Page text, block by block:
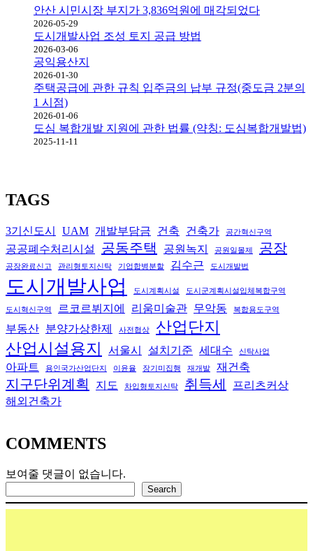
안산 시민시장 부지가 3,836억원에 매각되었다
2026-05-29
도시개발사업 조성 토지 공급 방법
2026-03-06
공익용산지
2026-01-30
주택공급에 관한 규칙 입주금의 납부 규정(중도금 2분의
1 시점)
2026-01-06
도심 복합개발 지원에 관한 법률 (약칭: 도심복합개발법)
2025-11-11
TAGS
3기신도시 UAM 개발부담금 건축 건축가 공간혁신구역
공공폐수처리시설 공동주택 공원녹지 공원일몰제 공장
공장완료신고 관리형토지신탁 기업합병분할 김수근 도시개발법
도시개발사업 도시계획시설 도시군계획시설입체복합구역
도시혁신구역 르코르뷔지에 리움미술관 무악동 복합용도구역
부동산 분양가상한제 사전협상
산업단지
산업시설용지
서울시 설치기준 세대수 신탁사업
아파트 용인국가산업단지 이윤율 장기미집행 재개발 재건축
지구단위계획 지도 차입형토지신탁 취득세
프리츠커상
해외건축가
COMMENTS
보여줄 댓글이 없습니다.
Search